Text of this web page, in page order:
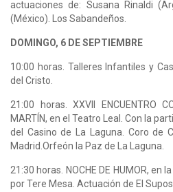
actuaciones de: Susana Rinaldi
(México). Los Sabandeños.
DOMINGO, 6 DE SEPTIEMBRE
10:00 horas. Talleres Infantiles y
del Cristo.
21:00 horas. XXVII ENCUENTRO
MARTÍN, en el Teatro Leal. Con la
del Casino de La Laguna. Coro de
Madrid.Orfeón la Paz de La Laguna.
21:30 horas. NOCHE DE HUMOR, en
por Tere Mesa. Actuación de El